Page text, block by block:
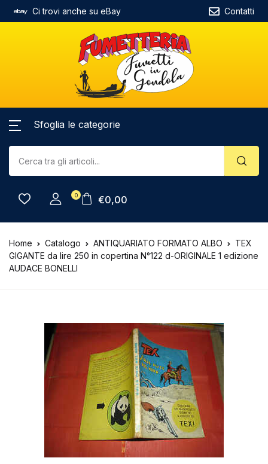
Ci trovi anche su eBay Contatti
Sfoglia le categorie
0 €0,00
Home Catalogo ANTIQUARIATO FORMATO ALBO
TEX
GIGANTE da lire 250 in copertina N°122 d-ORIGINALE 1 edizione
AUDACE BONELLI